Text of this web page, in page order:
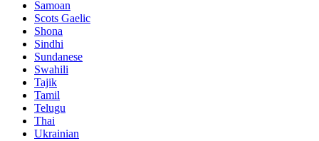
Samoan
Scots Gaelic
Shona
Sindhi
Sundanese
Swahili
Tajik
Tamil
Telugu
Thai
Ukrainian